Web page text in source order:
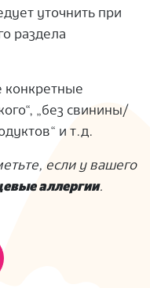
уточнить при
раздела
конкретные
„без свинины/
и т.д.
если у вашего
аллергии.